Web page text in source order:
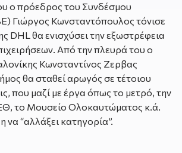
ο πρόεδρος του Συνδέσμου
Γιώργος Κωνσταντόπουλος τόνισε
DHL θα ενισχύσει την εξωστρέφεια
Από την πλευρά του ο
Κωνσταντίνος Ζερβας
θα σταθεί αρωγός σε τέτοιου
που μαζί με έργα όπως το μετρό, την
το Μουσείο Ολοκαυτώματος κ.ά.
να “αλλάξει κατηγορία”.